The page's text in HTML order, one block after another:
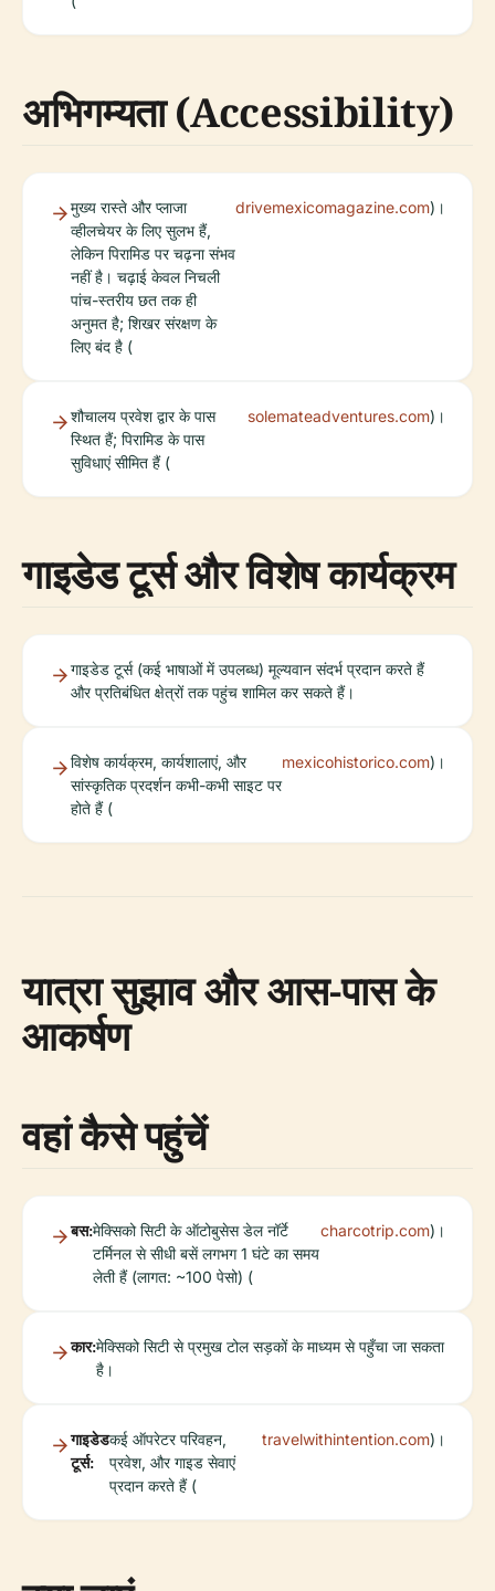
अभिगम्यता (Accessibility)
मुख्य रास्ते और प्लाजा
व्हीलचेयर के लिए सुलभ हैं,
लेकिन पिरामिड पर चढ़ना संभव
नहीं है। चढ़ाई केवल निचली
पांच-स्तरीय छत तक ही
अनुमत है; शिखर संरक्षण के
लिए बंद है (
drivemexicomagazine.com)।
शौचालय प्रवेश द्वार के पास
स्थित हैं; पिरामिड के पास
सुविधाएं सीमित हैं (
solemateadventures.com)।
गाइडेड टूर्स और विशेष कार्यक्रम
गाइडेड टूर्स (कई भाषाओं में उपलब्ध) मूल्यवान संदर्भ प्रदान करते हैं
और प्रतिबंधित क्षेत्रों तक पहुंच शामिल कर सकते हैं।
विशेष कार्यक्रम, कार्यशालाएं, और
सांस्कृतिक प्रदर्शन कभी-कभी साइट पर
होते हैं (
mexicohistorico.com)।
यात्रा सुझाव और आस-पास के
आकर्षण
वहां कैसे पहुंचें
बस:मेक्सिको सिटी के ऑटोबुसेस डेल नॉर्टे
टर्मिनल से सीधी बसें लगभग 1 घंटे का समय
लेती हैं (लागत: ~100 पेसो) (
charcotrip.com)।
कार:मेक्सिको सिटी से प्रमुख टोल सड़कों के माध्यम से पहुँचा जा सकता
है।
गाइडेड
टूर्स:
कई ऑपरेटर परिवहन,
प्रवेश, और गाइड सेवाएं
प्रदान करते हैं (
travelwithintention.com)।